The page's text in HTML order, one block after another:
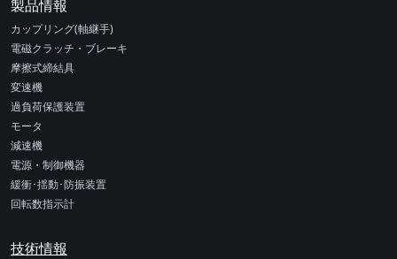
製品情報
カップリング(軸継手)
電磁クラッチ・ブレーキ
摩擦式締結具
変速機
過負荷保護装置
モータ
減速機
電源・制御機器
緩衝･揺動･防振装置
回転数指示計
技術情報